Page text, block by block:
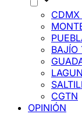
BAJÍO
CGTN
OPINIÓN